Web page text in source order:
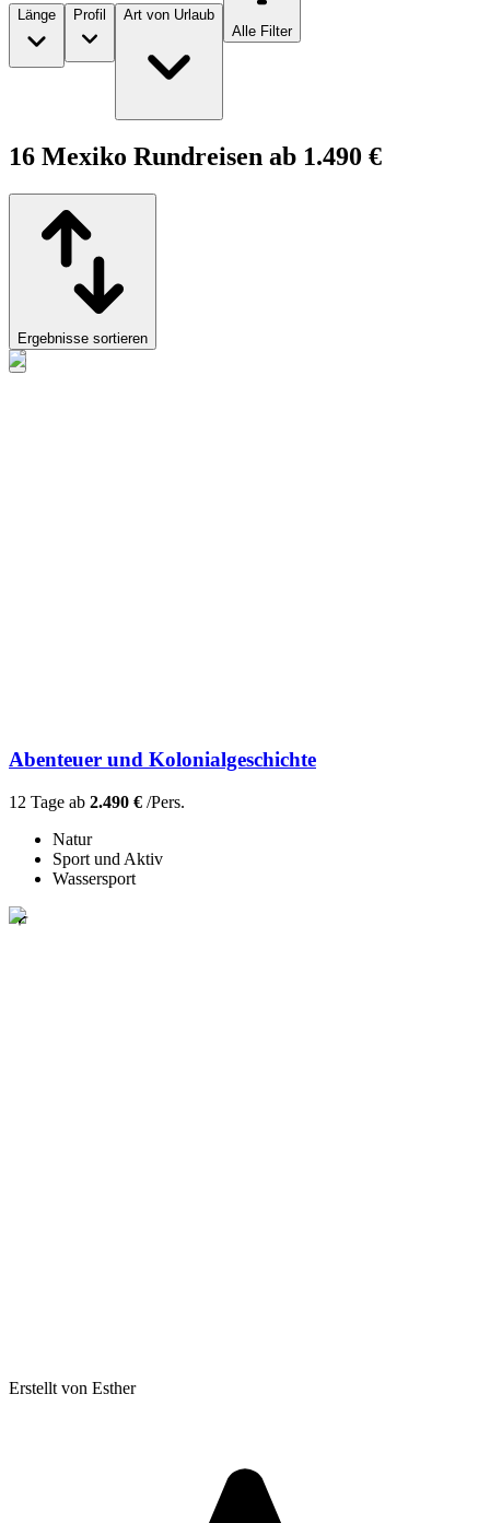
Länge Profil
Art von Urlaub
Alle Filter
16 Mexiko Rundreisen ab 1.490 €
Ergebnisse sortieren
Abenteuer und Kolonialgeschichte
12 Tage ab 2.490 € /Pers.
Natur
Sport und Aktiv
Wassersport
Erstellt von Esther